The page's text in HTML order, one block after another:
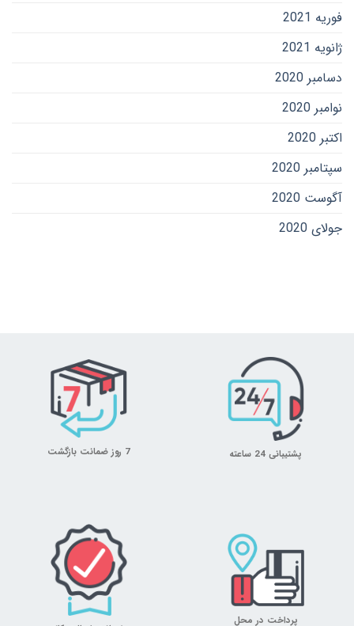
فوریه 2021
ژانویه 2021
دسامبر 2020
نوامبر 2020
اکتبر 2020
سپتامبر 2020
آگوست 2020
جولای 2020
پشتیبانی 24 ساعته 7 روز ضمانت بازگشت
پرداخت در محل